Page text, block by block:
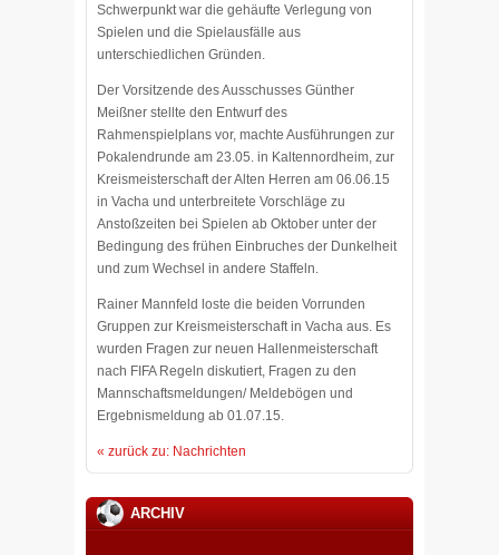
Schwerpunkt war die gehäufte Verlegung von
Spielen und die Spielausfälle aus
unterschiedlichen Gründen.
Der Vorsitzende des Ausschusses Günther
Meißner stellte den Entwurf des
Rahmenspielplans vor, machte Ausführungen zur
Pokalendrunde am 23.05. in Kaltennordheim, zur
Kreismeisterschaft der Alten Herren am 06.06.15
in Vacha und unterbreitete Vorschläge zu
Anstoßzeiten bei Spielen ab Oktober unter der
Bedingung des frühen Einbruches der Dunkelheit
und zum Wechsel in andere Staffeln.
Rainer Mannfeld loste die beiden Vorrunden
Gruppen zur Kreismeisterschaft in Vacha aus. Es
wurden Fragen zur neuen Hallenmeisterschaft
nach FIFA Regeln diskutiert, Fragen zu den
Mannschaftsmeldungen/ Meldebögen und
Ergebnismeldung ab 01.07.15.
« zurück zu: Nachrichten
ARCHIV